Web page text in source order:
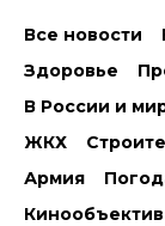
Все новости
Здоровье
В России и
ЖКХ
Армия
Кинообъектив